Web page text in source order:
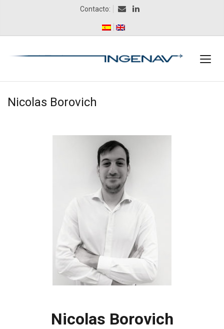
Contacto:
Nicolas Borovich
Nicolas Borovich